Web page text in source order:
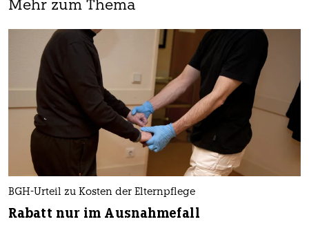
Mehr zum Thema
BGH-Urteil zu Kosten der Elternpflege
Rabatt nur im Ausnahmefall